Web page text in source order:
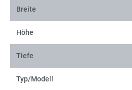
Breite
Höhe
Tiefe
Typ/Modell